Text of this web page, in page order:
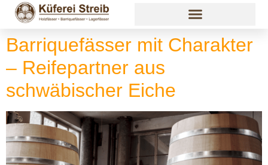
Barriquefässer mit Charakter
– Reifepartner aus
schwäbischer Eiche